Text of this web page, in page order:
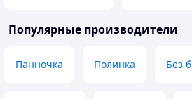
Популярные производители
Панночка Полинка Без